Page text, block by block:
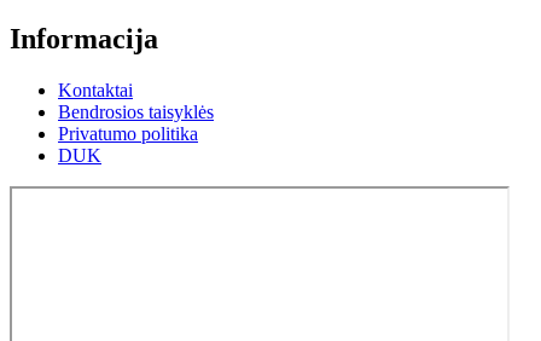
Informacija
Kontaktai
Bendrosios taisyklės
Privatumo politika
DUK